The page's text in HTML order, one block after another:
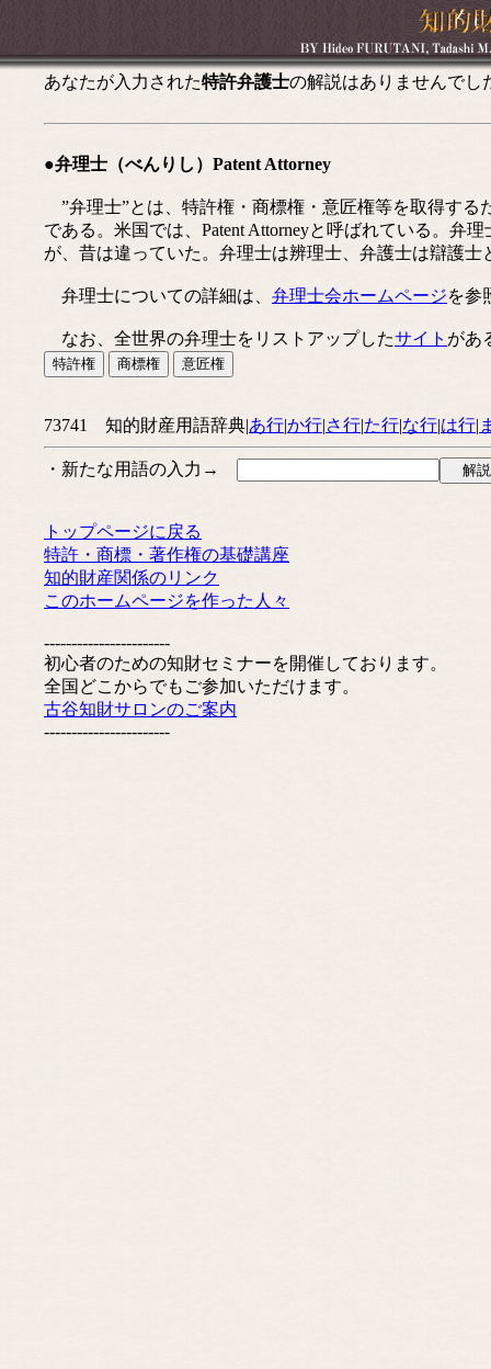
あなたが入力された特許弁護士の解説はありませんでし
●弁理士（べんりし）Patent Attorney
”弁理士”とは、特許権・商標権・意匠権等を取得する
である。米国では、Patent Attorneyと呼ばれている。弁
が、昔は違っていた。弁理士は辨理士、弁護士は辯護
弁理士についての詳細は、 弁理士会ホームページを参
なお、全世界の弁理士をリストアップしたサイト があ
73741 知的財産用語辞典|あ行|か行|さ行|た行|な行|は行|
・新たな用語の入力→
トップページに戻る
特許・商標・著作権の基礎講座
知的財産関係のリンク
このホームページを作った人々
-----------------------
初心者のための知財セミナーを開催しております。
全国どこからでもご参加いただけます。
古谷知財サロンのご案内
-----------------------